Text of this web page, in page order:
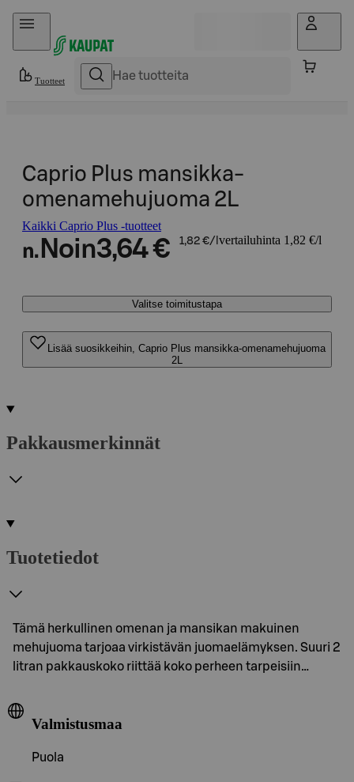
Hyppää sisältöön
Tuotteet
Caprio Plus mansikka-
omenamehujuoma 2L
Kaikki Caprio Plus -tuotteet
n. Noin3,64 € 1,82 €/l vertailuhinta 1,82 €/l
Valitse toimitustapa
Lisää suosikkeihin, Caprio Plus mansikka-omenamehujuoma
2L
Pakkausmerkinnät
Tuotetiedot
Tämä herkullinen omenan ja mansikan makuinen
mehujuoma tarjoaa virkistävän juomaelämyksen. Suuri 2
litran pakkauskoko riittää koko perheen tarpeisiin…
Valmistusmaa
Puola